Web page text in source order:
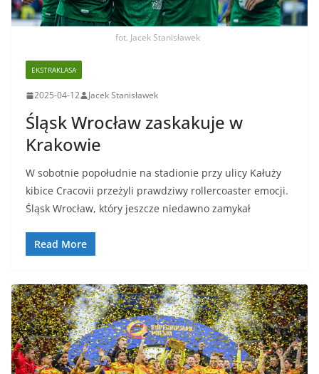
fot. Jacek Stanisławek
EKSTRAKLASA
2025-04-12 Jacek Stanisławek
Śląsk Wrocław zaskakuje w
Krakowie
W sobotnie popołudnie na stadionie przy ulicy Kałuży
kibice Cracovii przeżyli prawdziwy rollercoaster emocji.
Śląsk Wrocław, który jeszcze niedawno zamykał
Read More